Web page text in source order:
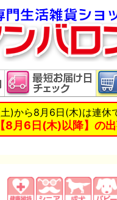
)から8月6日(木)は連休
8月6日(木)以降】の